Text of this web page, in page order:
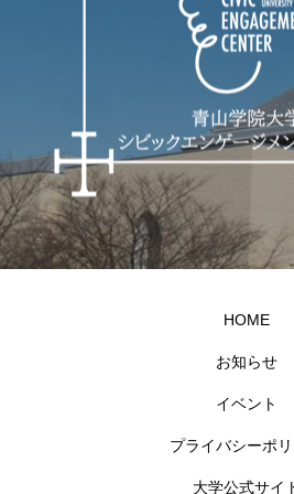
HOME
お知らせ
イベント
プライバシーポ
大学公式サイ